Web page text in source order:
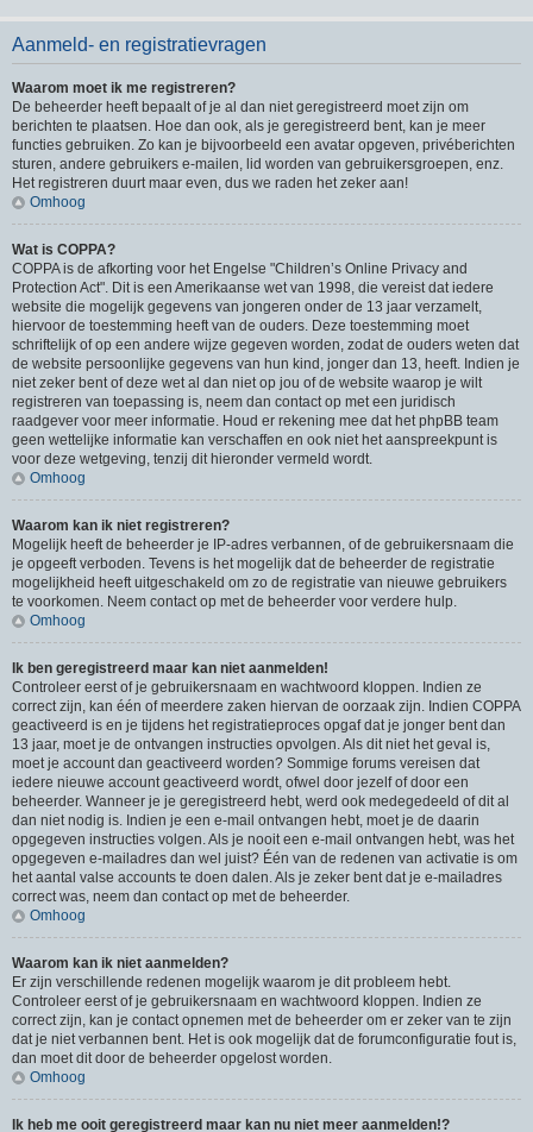
Aanmeld- en registratievragen
Waarom moet ik me registreren?
De beheerder heeft bepaalt of je al dan niet geregistreerd moet zijn om
berichten te plaatsen. Hoe dan ook, als je geregistreerd bent, kan je meer
functies gebruiken. Zo kan je bijvoorbeeld een avatar opgeven, privéberichten
sturen, andere gebruikers e-mailen, lid worden van gebruikersgroepen, enz.
Het registreren duurt maar even, dus we raden het zeker aan!
Omhoog
Wat is COPPA?
COPPA is de afkorting voor het Engelse "Children’s Online Privacy and
Protection Act". Dit is een Amerikaanse wet van 1998, die vereist dat iedere
website die mogelijk gegevens van jongeren onder de 13 jaar verzamelt,
hiervoor de toestemming heeft van de ouders. Deze toestemming moet
schriftelijk of op een andere wijze gegeven worden, zodat de ouders weten dat
de website persoonlijke gegevens van hun kind, jonger dan 13, heeft. Indien je
niet zeker bent of deze wet al dan niet op jou of de website waarop je wilt
registreren van toepassing is, neem dan contact op met een juridisch
raadgever voor meer informatie. Houd er rekening mee dat het phpBB team
geen wettelijke informatie kan verschaffen en ook niet het aanspreekpunt is
voor deze wetgeving, tenzij dit hieronder vermeld wordt.
Omhoog
Waarom kan ik niet registreren?
Mogelijk heeft de beheerder je IP-adres verbannen, of de gebruikersnaam die
je opgeeft verboden. Tevens is het mogelijk dat de beheerder de registratie
mogelijkheid heeft uitgeschakeld om zo de registratie van nieuwe gebruikers
te voorkomen. Neem contact op met de beheerder voor verdere hulp.
Omhoog
Ik ben geregistreerd maar kan niet aanmelden!
Controleer eerst of je gebruikersnaam en wachtwoord kloppen. Indien ze
correct zijn, kan één of meerdere zaken hiervan de oorzaak zijn. Indien COPPA
geactiveerd is en je tijdens het registratieproces opgaf dat je jonger bent dan
13 jaar, moet je de ontvangen instructies opvolgen. Als dit niet het geval is,
moet je account dan geactiveerd worden? Sommige forums vereisen dat
iedere nieuwe account geactiveerd wordt, ofwel door jezelf of door een
beheerder. Wanneer je je geregistreerd hebt, werd ook medegedeeld of dit al
dan niet nodig is. Indien je een e-mail ontvangen hebt, moet je de daarin
opgegeven instructies volgen. Als je nooit een e-mail ontvangen hebt, was het
opgegeven e-mailadres dan wel juist? Één van de redenen van activatie is om
het aantal valse accounts te doen dalen. Als je zeker bent dat je e-mailadres
correct was, neem dan contact op met de beheerder.
Omhoog
Waarom kan ik niet aanmelden?
Er zijn verschillende redenen mogelijk waarom je dit probleem hebt.
Controleer eerst of je gebruikersnaam en wachtwoord kloppen. Indien ze
correct zijn, kan je contact opnemen met de beheerder om er zeker van te zijn
dat je niet verbannen bent. Het is ook mogelijk dat de forumconfiguratie fout is,
dan moet dit door de beheerder opgelost worden.
Omhoog
Ik heb me ooit geregistreerd maar kan nu niet meer aanmelden!?